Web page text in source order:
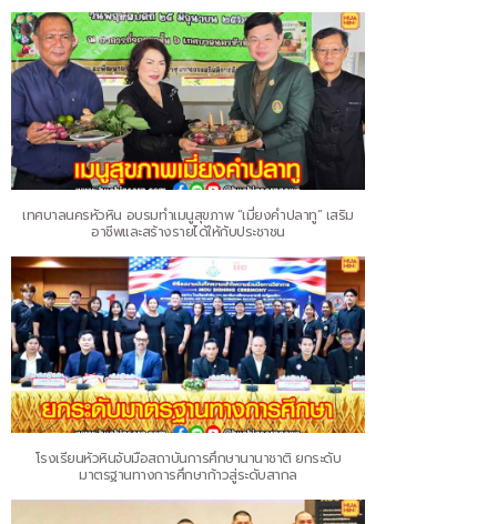
เทศบาลนครหัวหิน อบรมทำเมนูสุขภาพ “เมี่ยงคำปลาทู” เสริม
อาชีพและสร้างรายได้ให้กับประชาชน
โรงเรียนหัวหินจับมือสถาบันการศึกษานานาชาติ ยกระดับ
มาตรฐานทางการศึกษาก้าวสู่ระดับสากล